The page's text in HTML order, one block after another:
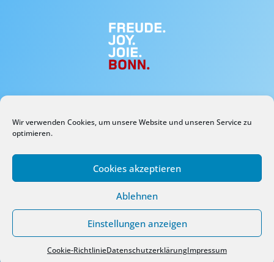
Wir verwenden Cookies, um unsere Website und unseren Service zu
optimieren.
Cookies akzeptieren
Ablehnen
Einstellungen anzeigen
Cookie-RichtlinieDatenschutzerklärungImpressum